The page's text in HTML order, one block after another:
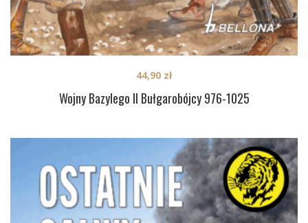
Wojny Bazylego II Bułgarobójcy 976-1025
44,90 zł